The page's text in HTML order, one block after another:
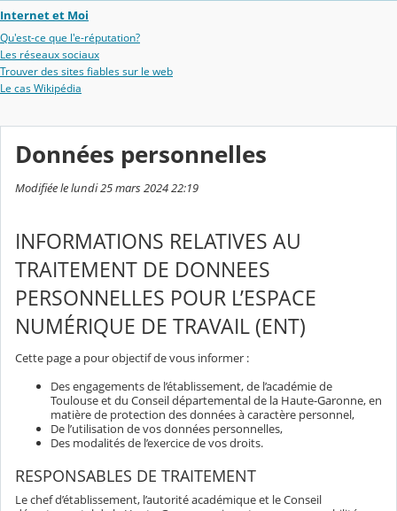
Internet et Moi
Qu'est-ce que l'e-réputation?
Les réseaux sociaux
Trouver des sites fiables sur le web
Le cas Wikipédia
Données personnelles
Modifiée le lundi 25 mars 2024 22:19
INFORMATIONS RELATIVES AU
TRAITEMENT DE DONNEES
PERSONNELLES POUR L’ESPACE
NUMÉRIQUE DE TRAVAIL (ENT)
Cette page a pour objectif de vous informer :
Des engagements de l’établissement, de l’académie de
Toulouse et du Conseil départemental de la Haute-Garonne, en
matière de protection des données à caractère personnel,
De l’utilisation de vos données personnelles,
Des modalités de l’exercice de vos droits.
RESPONSABLES DE TRAITEMENT
Le chef d’établissement, l’autorité académique et le Conseil